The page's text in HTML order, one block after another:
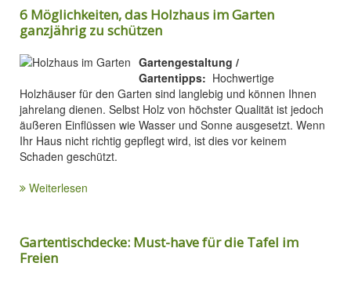
6 Möglichkeiten, das Holzhaus im Garten
ganzjährig zu schützen
Gartengestaltung /
Gartentipps: Hochwertige
Holzhäuser für den Garten sind langlebig und können Ihnen
jahrelang dienen. Selbst Holz von höchster Qualität ist jedoch
äußeren Einflüssen wie Wasser und Sonne ausgesetzt. Wenn
Ihr Haus nicht richtig gepflegt wird, ist dies vor keinem
Schaden geschützt.
Weiterlesen
Gartentischdecke: Must-have für die Tafel im
Freien